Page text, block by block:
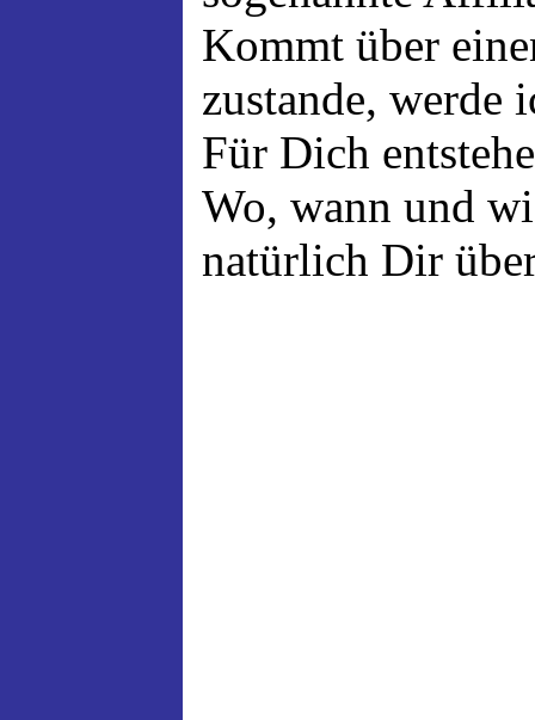
Kommt über
zustande,
Für Dich
Wo, wann und
natürlich Dir